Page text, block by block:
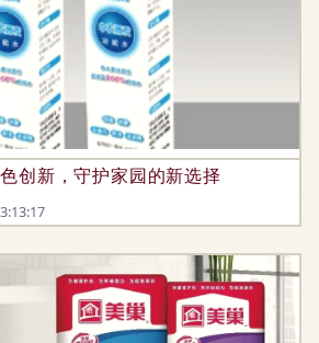
创新，守护家园的新选择